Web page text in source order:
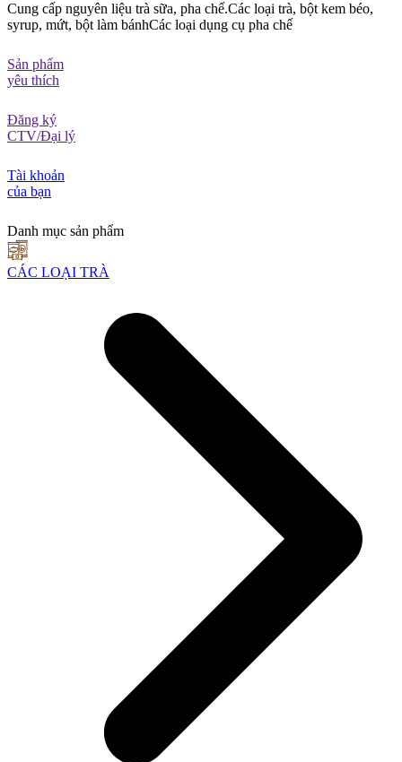
Cung cấp nguyên liệu trà sữa, pha chế.Các loại trà, bột kem béo,
syrup, mứt, bột làm bánhCác loại dụng cụ pha chế
Sản phẩm
yêu thích
Đăng ký
CTV/Đại lý
Tài khoản
của bạn
Danh mục sản phẩm
CÁC LOẠI TRÀ